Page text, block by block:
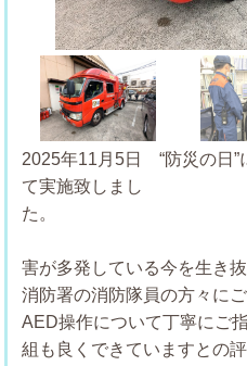
Previous
2025年11月5日 “防災の日”
て実施致しまし
火災､地
害が多発している今を生き
消防署の消防隊員の方々に
AED操作について丁寧にご
組も良くできていますとの